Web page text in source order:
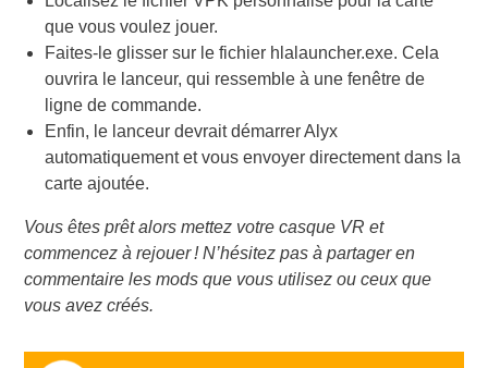
que vous voulez jouer.
Faites-le glisser sur le fichier hlalauncher.exe. Cela
ouvrira le lanceur, qui ressemble à une fenêtre de
ligne de commande.
Enfin, le lanceur devrait démarrer Alyx
automatiquement et vous envoyer directement dans la
carte ajoutée.
Vous êtes prêt alors mettez votre casque VR et
commencez à rejouer ! N’hésitez pas à partager en
commentaire les mods que vous utilisez ou ceux que
vous avez créés.